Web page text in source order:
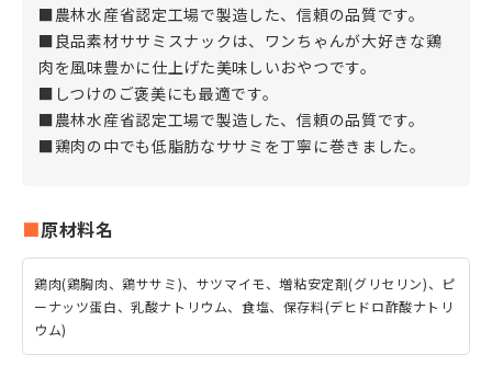
■農林水産省認定工場で製造した、信頼の品質です。
■良品素材ササミスナックは、ワンちゃんが大好きな鶏
肉を風味豊かに仕上げた美味しいおやつです。
■しつけのご褒美にも最適です。
■農林水産省認定工場で製造した、信頼の品質です。
■鶏肉の中でも低脂肪なササミを丁寧に巻きました。
原材料名
鶏肉(鶏胸肉、鶏ササミ)、サツマイモ、増粘安定剤(グリセリン)、ピ
ーナッツ蛋白、乳酸ナトリウム、食塩、保存料(デヒドロ酢酸ナトリ
ウム)